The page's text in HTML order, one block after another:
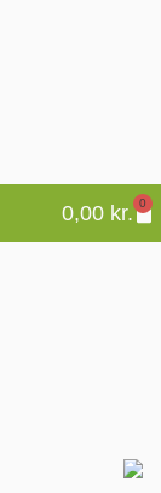
0,00 kr. 0